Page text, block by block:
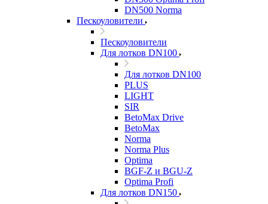
DN500 Norma
Пескоуловители
Пескоуловители
Для лотков DN100
Для лотков DN100
PLUS
LIGHT
SIR
BetoMax Drive
BetoMax
Norma
Norma Plus
Optima
BGF-Z и BGU-Z
Optima Profi
Для лотков DN150